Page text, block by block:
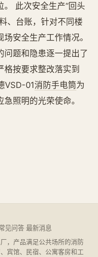
此次安全生产“回头
、台账，针对不同楼
安全生产工作情况。
问题和隐患逐一提出了
按要求整改落实到
VSD-01消防手电筒为
照明的光荣使命。
见问答· 最新消息
，产品满足公共场所的消防
宾馆、民宿、公寓客房和工